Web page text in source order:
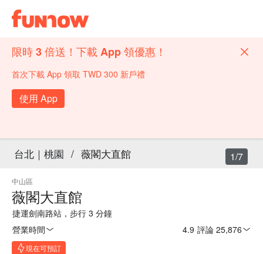
限時 3 倍送！下載 App 領優惠！
首次下載 App 領取 TWD 300 新戶禮
使用 App
台北｜桃園 / 薇閣大直館
中山區
薇閣大直館
捷運劍南路站，步行 3 分鐘
營業時間
4.9 評論 25,876
現在可預訂
1/7